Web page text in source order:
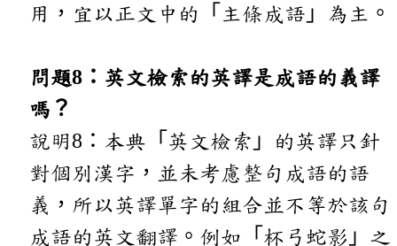
用，宜以正文中的「主條成語」為主。
問題8：英文檢索的英譯是成語的義譯
嗎？
說明8：本典「英文檢索」的英譯只針
對個別漢字，並未考慮整句成語的語
義，所以英譯單字的組合並不等於該句
成語的英文翻譯。例如「杯弓蛇影」之